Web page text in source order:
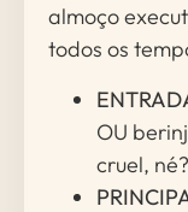
almoço
todos os
OU
cruel,